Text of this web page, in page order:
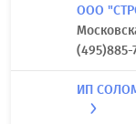
ООО
(495)885-
ИП